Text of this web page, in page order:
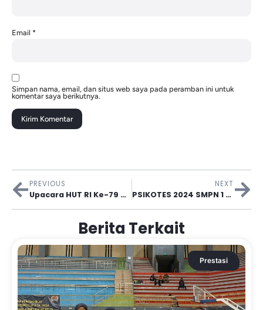
Email *
Simpan nama, email, dan situs web saya pada peramban ini untuk
komentar saya berikutnya.
PREVIOUS
Upacara HUT RI Ke-79 SMPN 1 Gurah
NEXT
PSIKOTES 2024 SMPN 1 Gurah
Berita Terkait
Prestasi